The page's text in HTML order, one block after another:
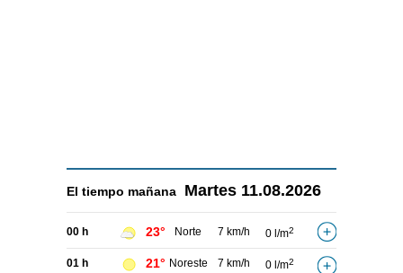
El tiempo mañana Martes 11.08.2026
00 h 23° Norte 7 km/h 0 l/m2
01 h 21° Noreste 7 km/h 0 l/m2